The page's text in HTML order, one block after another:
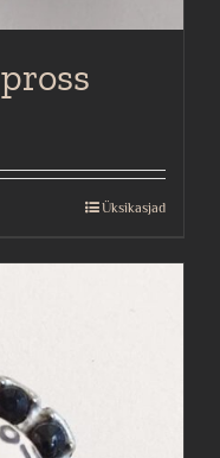
Üksikasjad